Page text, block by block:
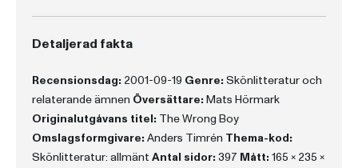
Detaljerad fakta
Recensionsdag: 2001-09-19 Genre: Skönlitteratur och
relaterande ämnen Översättare: Mats Hörmark
Originalutgåvans titel: The Wrong Boy
Omslagsformgivare: Anders Timrén Thema-kod:
Skönlitteratur: allmänt Antal sidor: 397 Mått: 165 x 235 x